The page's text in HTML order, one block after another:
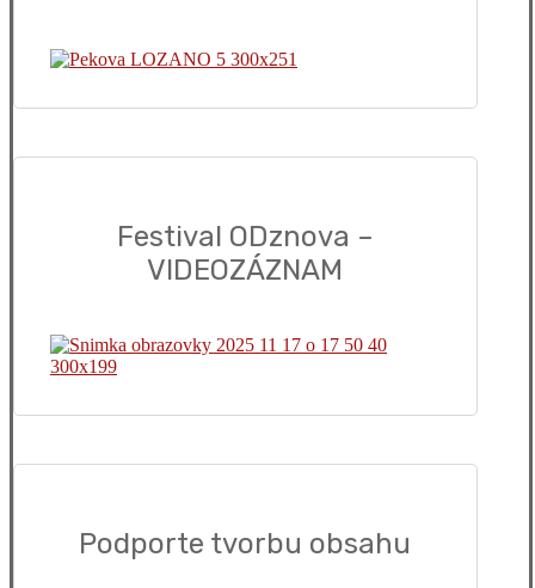
Festival ODznova –
VIDEOZÁZNAM
Podporte tvorbu obsahu